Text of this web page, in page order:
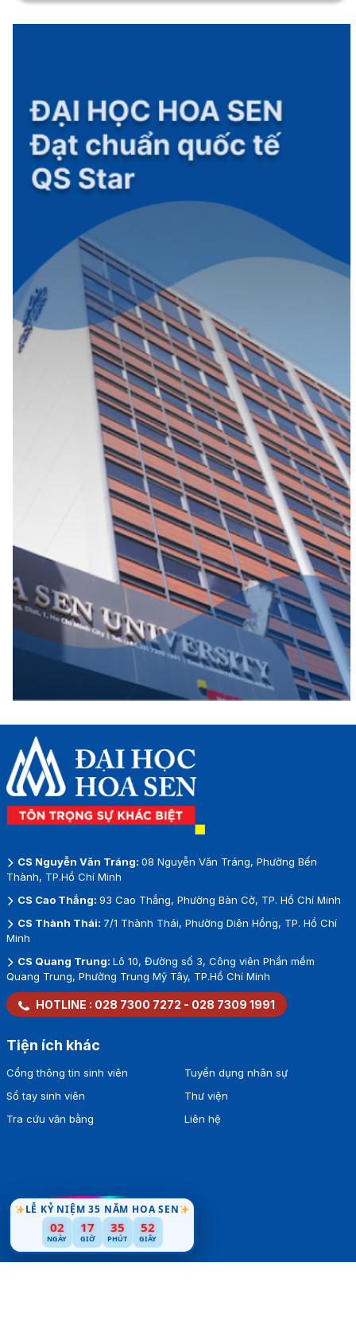
LỄ KỶ NIỆM 35 NĂM HOA SEN
02
NGÀY
17
GIỜ
35
PHÚT
51
GIÂY
CS Nguyễn Văn Tráng: 08 Nguyễn Văn Tráng, Phường Bến
Thành, TP.Hồ Chí Minh
CS Cao Thắng: 93 Cao Thắng, Phường Bàn Cờ, TP. Hồ Chí Minh
CS Thành Thái: 7/1 Thành Thái, Phường Diên Hồng, TP. Hồ Chí
Minh
CS Quang Trung: Lô 10, Đường số 3, Công viên Phần mềm
Quang Trung, Phường Trung Mỹ Tây, TP.Hồ Chí Minh
HOTLINE : 028 7300 7272 - 028 7309 1991
Tiện ích khác
Cổng thông tin sinh viên
Sổ tay sinh viên
Tra cứu văn bằng
Tuyển dụng nhân sự
Thư viện
Liên hệ